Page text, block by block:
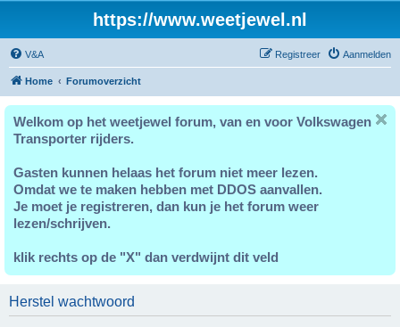
https://www.weetjewel.nl
V&A Aanmelden
Registreer
Home Forumoverzicht
Welkom op het weetjewel forum, van en voor Volkswagen
Transporter rijders.
Gasten kunnen helaas het forum niet meer lezen.
Omdat we te maken hebben met DDOS aanvallen.
Je moet je registreren, dan kun je het forum weer
lezen/schrijven.
klik rechts op de "X" dan verdwijnt dit veld
Herstel wachtwoord